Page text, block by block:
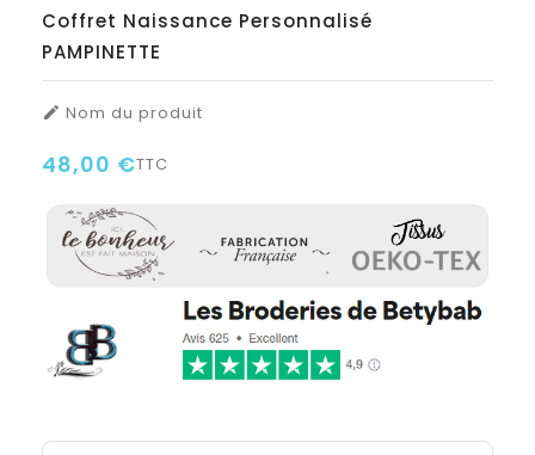
Coffret Naissance Personnalisé
PAMPINETTE
 Nom du produit
48,00 €TTC